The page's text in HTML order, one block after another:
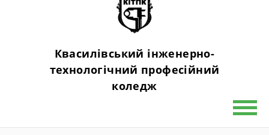
Квасилівський інженерно-
технологічний професійний
коледж